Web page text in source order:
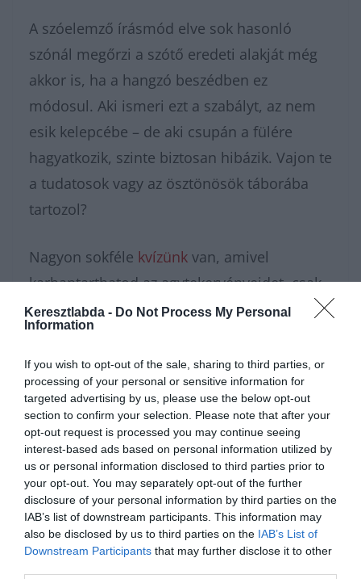
Keresztlabda - Do Not Process My Personal
Information
If you wish to opt-out of the sale, sharing to third parties, or
processing of your personal or sensitive information for
targeted advertising by us, please use the below opt-out
section to confirm your selection. Please note that after your
opt-out request is processed you may continue seeing
interest-based ads based on personal information utilized by
us or personal information disclosed to third parties prior to
your opt-out. You may separately opt-out of the further
disclosure of your personal information by third parties on the
IAB’s list of downstream participants. This information may
also be disclosed by us to third parties on the IAB’s List of
Downstream Participants that may further disclose it to other
A szóelemző írásmód elve sok hasonló
szónál megőrzi a szótő eredeti alakját még
akkor is, ha a hangzó beszédben ez
módosul. Aki ismeri ezt a szabályt, az nem
esik kelepcébe – de aki csupán a fülére
hagyatkozik, szinte biztosan hibázik. Vajon te
a tudatosok vagy az ösztönösök táborába
tartozol?
Nagyon sokféle kvízünk van, amivel
karbantarthatod az agytekervényeidet, csak
nézz körül nálunk éstovábbi érdekes
napi játékokat találhatsz
Hirdetés